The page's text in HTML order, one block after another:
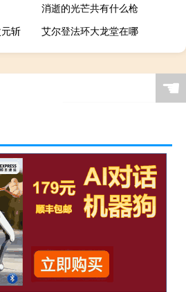
消逝的光芒共有什么枪
斩
艾尔登法环大龙堂在哪
☚